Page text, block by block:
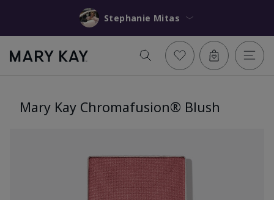
Stephanie Mitas
Mary Kay Chromafusion® Blush